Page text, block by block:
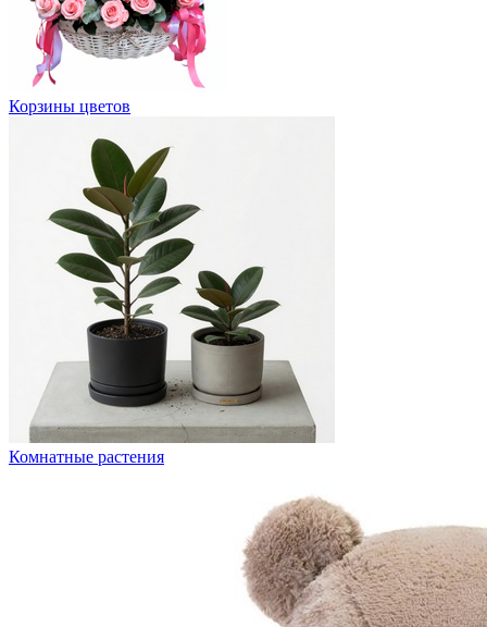
Корзины цветов
Комнатные растения